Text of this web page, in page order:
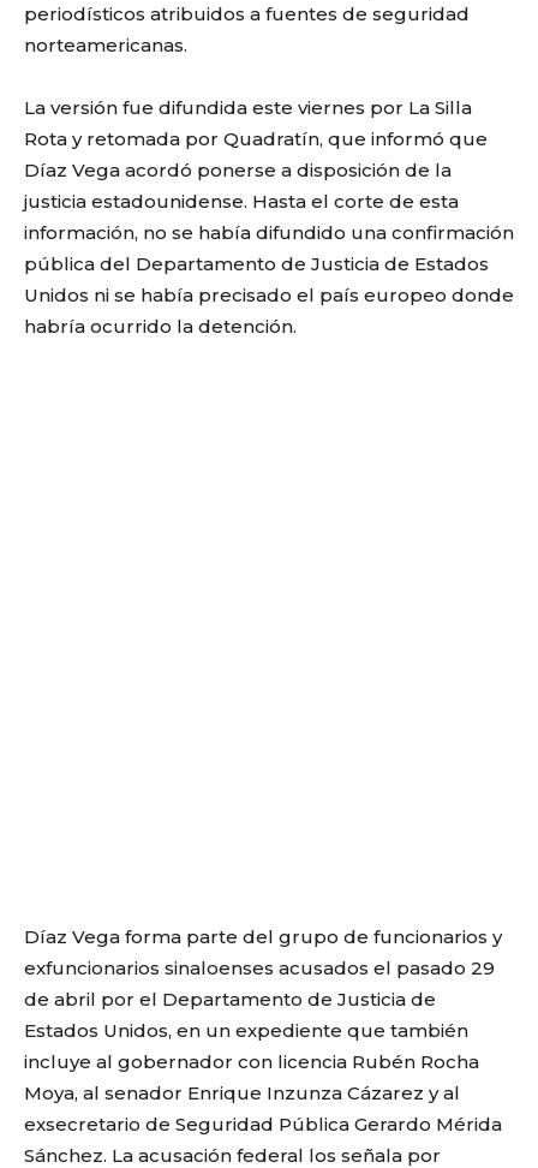
periodísticos atribuidos a fuentes de seguridad
norteamericanas.
La versión fue difundida este viernes por La Silla
Rota y retomada por Quadratín, que informó que
Díaz Vega acordó ponerse a disposición de la
justicia estadounidense. Hasta el corte de esta
información, no se había difundido una confirmación
pública del Departamento de Justicia de Estados
Unidos ni se había precisado el país europeo donde
habría ocurrido la detención.
Díaz Vega forma parte del grupo de funcionarios y
exfuncionarios sinaloenses acusados el pasado 29
de abril por el Departamento de Justicia de
Estados Unidos, en un expediente que también
incluye al gobernador con licencia Rubén Rocha
Moya, al senador Enrique Inzunza Cázarez y al
exsecretario de Seguridad Pública Gerardo Mérida
Sánchez. La acusación federal los señala por